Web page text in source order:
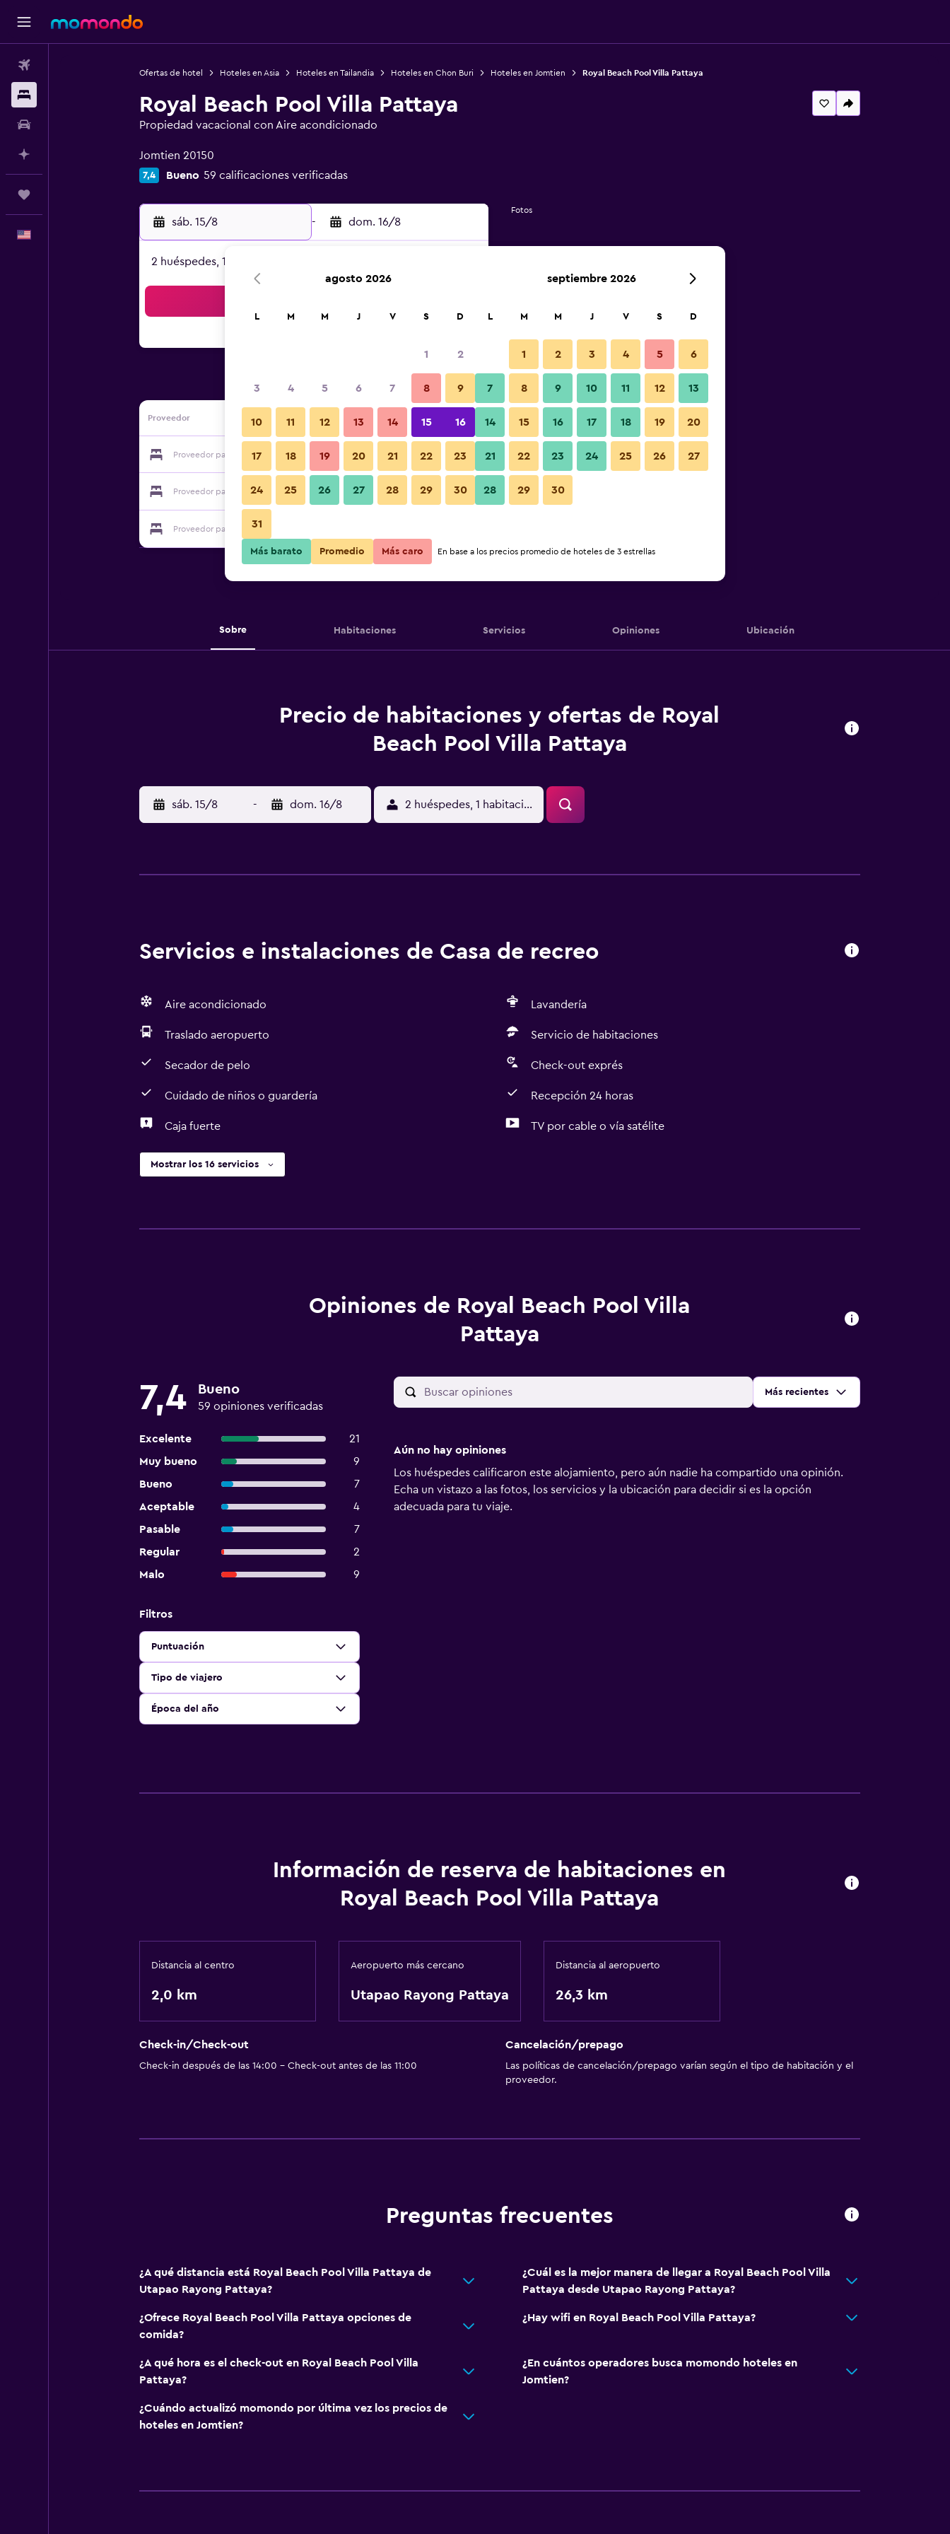
Ofertas de hotel Hoteles en Asia Hoteles en Tailandia Hoteles en Chon Buri Hoteles en Jomtien Royal Beach Pool Villa Pattaya
Royal Beach Pool Villa Pattaya
Propiedad vacacional con Aire acondicionado
Jomtien 20150
7,4 Bueno 59 calificaciones verificadas
sáb. 15/8 - dom. 16/8
2 huéspedes, 1 habitación
Proveedor
Proveedor para Royal Beach Pool Villa Pattaya Ver precios
Proveedor para Royal Beach Pool Villa Pattaya Ver precios
Proveedor para Royal Beach Pool Villa Pattaya
Fotos
Sobre Habitaciones Servicios Opiniones Ubicación
Precio de habitaciones y ofertas de Royal
Beach Pool Villa Pattaya
sáb. 15/8 - dom. 16/8 2 huéspedes, 1 habitación
Servicios e instalaciones de Casa de recreo
Aire acondicionado Lavandería
Traslado aeropuerto Servicio de habitaciones
Secador de pelo Check-out exprés
Cuidado de niños o guardería Recepción 24 horas
Caja fuerte TV por cable o vía satélite
Mostrar los 16 servicios
Opiniones de Royal Beach Pool Villa
Pattaya
7,4 Bueno
59 opiniones verificadas
Excelente
21
Muy bueno
9
Bueno
7
Aceptable
4
Pasable
7
Regular
2
Malo
9
Ordenar por:
Más recientes
Filtros
Puntuación
Tipo de viajero
Época del año
Aún no hay opiniones
Los huéspedes calificaron este alojamiento, pero aún nadie ha compartido una opinión.
Echa un vistazo a las fotos, los servicios y la ubicación para decidir si es la opción
adecuada para tu viaje.
Información de reserva de habitaciones en
Royal Beach Pool Villa Pattaya
Distancia al centro
2,0 km
Aeropuerto más cercano
Utapao Rayong Pattaya
Distancia al aeropuerto
26,3 km
Check-in/Check-out
Check-in después de las 14:00 - Check-out antes de las 11:00
Cancelación/prepago
Las políticas de cancelación/prepago varían según el tipo de habitación y el
proveedor.
Preguntas frecuentes
¿A qué distancia está Royal Beach Pool Villa Pattaya de
Utapao Rayong Pattaya?
¿Cuál es la mejor manera de llegar a Royal Beach Pool Villa
Pattaya desde Utapao Rayong Pattaya?
¿Ofrece Royal Beach Pool Villa Pattaya opciones de
comida?
¿Hay wifi en Royal Beach Pool Villa Pattaya?
¿A qué hora es el check-out en Royal Beach Pool Villa
Pattaya?
¿En cuántos operadores busca momondo hoteles en
Jomtien?
¿Cuándo actualizó momondo por última vez los precios de
hoteles en Jomtien?
agosto 2026
L M M J V S D
1 2
3 4 5 6 7 8 9
10 11 12 13 14 15 16
17 18 19 20 21 22 23
24 25 26 27 28 29 30
31
septiembre 2026
L M M J V S D
1 2 3 4 5 6
7 8 9 10 11 12 13
14 15 16 17 18 19 20
21 22 23 24 25 26 27
28 29 30
Más barato Promedio Más caro En base a los precios promedio de hoteles de 3 estrellas